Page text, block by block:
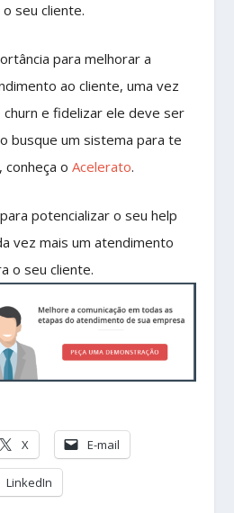
seu cliente.
para melhorar a
ao cliente, uma vez
e fidelizar ele deve ser
busque um sistema para te
conheça oAcelerato.
potencializar o seu help
vez mais um atendimento
o seu cliente.
X E-mail
LinkedIn